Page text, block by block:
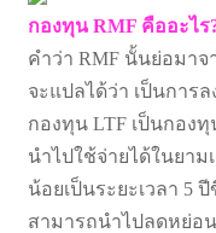
กองทุน RMF คืออะไร
คำว่า RMF นั้นย่อมาจา
จะแปลได้ว่า เป็นการ
กองทุน LTF เป็นกอง
นำไปใช้จ่ายได้ในยา
น้อยเป็นระยะเวลา 5
สามารถนำไปลดหย่อ